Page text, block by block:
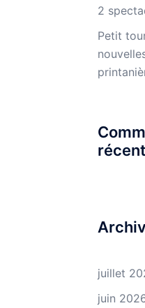
2
Petit
juillet
juin